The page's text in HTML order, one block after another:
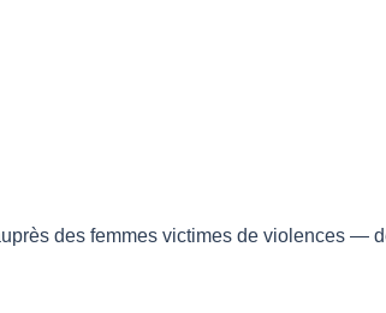
des femmes victimes de violences —